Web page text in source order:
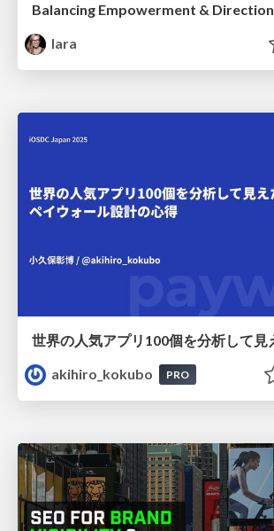
Balancing Empowerment & Direction
lara
akihiro_kokubo
PRO